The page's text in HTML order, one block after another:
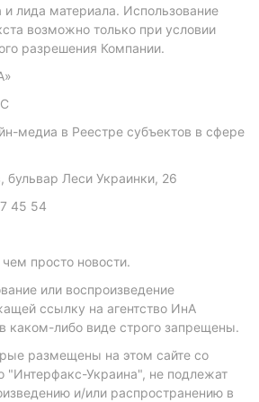
и лида материала. Использование
возможно только при условии
разрешения Компании.
медиа в Реестре субъектов в сфере
бульвар Леси Украинки, 26
45 54
просто новости.
или воспроизведение
ссылку на агентство ИнА
в каком-либо виде строго запрещены.
размещены на этом сайте со
"Интерфакс-Украина", не подлежат
и/или распространению в